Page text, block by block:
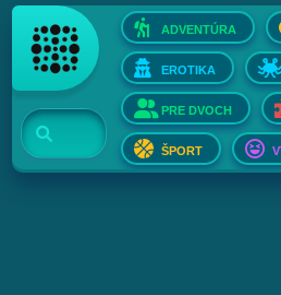
ADVENTÚRA
EROTIKA
PRE DVOCH
ŠPORT